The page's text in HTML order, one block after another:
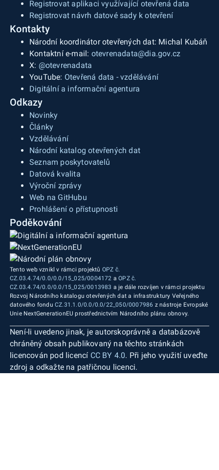
Registrovat aplikaci využívající otevřená data
Registrovat návrh datové sady k otevření
Kontakty
Národní koordinátor otevřených dat: Michal Kubáň
Kontaktní e-mail: otevrenadata@dia.gov.cz
X: @otevrenadata
YouTube: Otevřená data - vzdělávání
Digitální a informační agentura
Odkazy
Novinky
Články
Vzdělávání
Národní katalog otevřených dat
Seznam poskytovatelů
Datová kvalita
Výroční zprávy
Web na GitHubu
Prohlášení o přístupnosti
Poděkování
Tento web vznikl v rámci projektů OPZ č.
CZ.03.4.74/0.0/0.0/15_025/0004172 aOPZ č.
CZ.03.4.74/0.0/0.0/15_025/0013983 a je dále rozvíjen v rámci projektu
Rozvoj Národního katalogu otevřených dat a infrastruktury Veřejného
datového fondu CZ.31.1.0/0.0/0.0/22_050/0007986 z nástroje Evropské
Unie NextGenerationEU prostřednictvím Národního plánu obnovy.
Není-li uvedeno jinak, je autorskoprávně a databázově
chráněný obsah publikovaný na těchto stránkách
licencován pod licencí CC BY 4.0. Při jeho využití uveďte
zdroj a odkažte na patřičnou licenci.